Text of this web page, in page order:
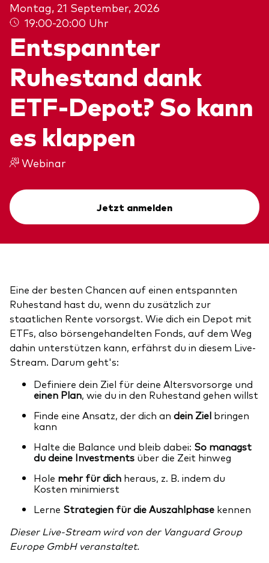
Unser Angebot
ETFs
Indexfonds
Aktien
Anleihen
Multi-Asset
Im Fokus
Welt-ETFs
Ratgeber
ETF-Wissen
Unsere Anlageprinzipien
Über uns
Sicherheit
Kontakt
Montag, 21 September, 2026
19:00-20:00 Uhr
Entspannter
Ruhestand dank
ETF-Depot? So kann
es klappen
Webinar
Jetzt anmelden
Eine der besten Chancen auf einen entspannten
Ruhestand hast du, wenn du zusätzlich zur
staatlichen Rente vorsorgst. Wie dich ein Depot mit
ETFs, also börsengehandelten Fonds, auf dem Weg
dahin unterstützen kann, erfährst du in diesem Live-
Stream. Darum geht's:
Definiere dein Ziel für deine Altersvorsorge und
einen Plan, wie du in den Ruhestand gehen willst
Finde eine Ansatz, der dich an dein Ziel bringen
kann
Halte die Balance und bleib dabei: So managst
du deine Investments über die Zeit hinweg
Hole mehr für dich heraus, z. B. indem du
Kosten minimierst
Lerne Strategien für die Auszahlphase kennen
Dieser Live-Stream wird von der Vanguard Group
Europe GmbH veranstaltet.